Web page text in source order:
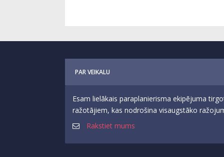
PAR VEIKALU
Esam lielākais paraplanierisma ekipējuma
ražotājiem, kas nodrošina visaugstāko
Rakstiet mums